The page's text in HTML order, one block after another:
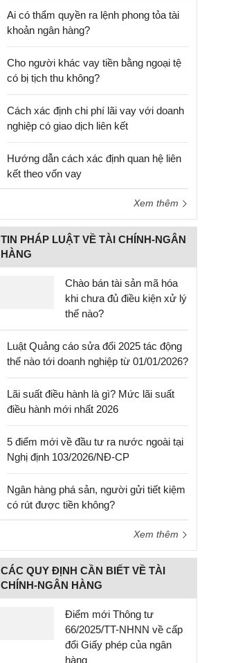
Ai có thẩm quyền ra lệnh phong tỏa tài
khoản ngân hàng?
Cho người khác vay tiền bằng ngoại tệ
có bị tịch thu không?
Cách xác định chi phí lãi vay với doanh
nghiệp có giao dịch liên kết
Hướng dẫn cách xác định quan hệ liên
kết theo vốn vay
Xem thêm
TIN PHÁP LUẬT VỀ TÀI CHÍNH-NGÂN
HÀNG
Chào bán tài sản mã hóa
khi chưa đủ điều kiện xử lý
thế nào?
Luật Quảng cáo sửa đổi 2025 tác động
thế nào tới doanh nghiệp từ 01/01/2026?
Lãi suất điều hành là gì? Mức lãi suất
điều hành mới nhất 2026
5 điểm mới về đầu tư ra nước ngoài tại
Nghị định 103/2026/NĐ-CP
Ngân hàng phá sản, người gửi tiết kiệm
có rút được tiền không?
Xem thêm
CÁC QUY ĐỊNH CẦN BIẾT VỀ TÀI
CHÍNH-NGÂN HÀNG
Điểm mới Thông tư
66/2025/TT-NHNN về cấp
đổi Giấy phép của ngân
hàng